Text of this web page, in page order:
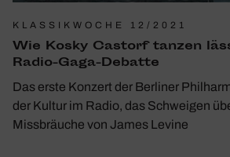
KLASSIKWOCHE 12/2021
Wie Kosky Castorf tanzen
Radio-Gaga-Debatte
Das erste Konzert der Berliner
der Kultur im Radio, das Schweigen
Missbräuche von James Levine